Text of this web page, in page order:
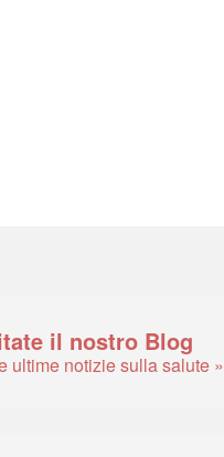
il nostro Blog
ultime notizie sulla salute »